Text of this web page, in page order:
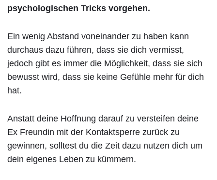
psychologischen Tricks vorgehen.
Ein wenig Abstand voneinander zu haben kann
durchaus dazu führen, dass sie dich vermisst,
jedoch gibt es immer die Möglichkeit, dass sie sich
bewusst wird, dass sie keine Gefühle mehr für dich
hat.
Anstatt deine Hoffnung darauf zu versteifen deine
Ex Freundin mit der Kontaktsperre zurück zu
gewinnen, solltest du die Zeit dazu nutzen dich um
dein eigenes Leben zu kümmern.